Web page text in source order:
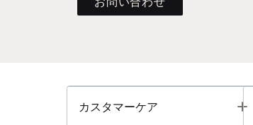
カスタマーケア